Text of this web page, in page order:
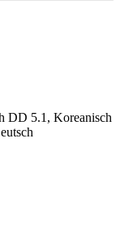
DD 5.1, Koreanisch